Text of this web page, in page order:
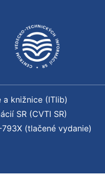
knižnice (ITlib)
SR (CVTI SR)
(tlačené vydanie)